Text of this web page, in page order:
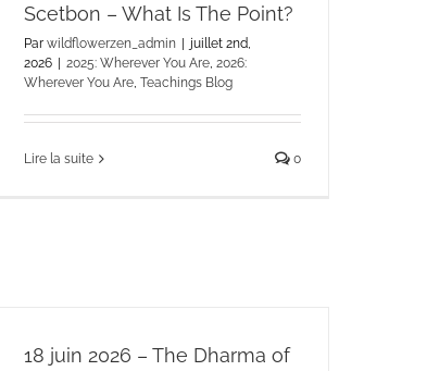
Scetbon – What Is The Point?
Parwildflowerzen_admin | juillet 2nd,
2026 | 2025: Wherever You Are ,2026:
Wherever You Are ,Teachings Blog
Lire la suite 0
18 juin 2026 – The Dharma of